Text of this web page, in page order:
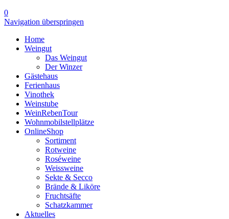
0
Navigation überspringen
Home
Weingut
Das Weingut
Der Winzer
Gästehaus
Ferienhaus
Vinothek
Weinstube
WeinRebenTour
Wohnmobilstellplätze
OnlineShop
Sortiment
Rotweine
Roséweine
Weissweine
Sekte & Secco
Brände & Liköre
Fruchtsäfte
Schatzkammer
Aktuelles